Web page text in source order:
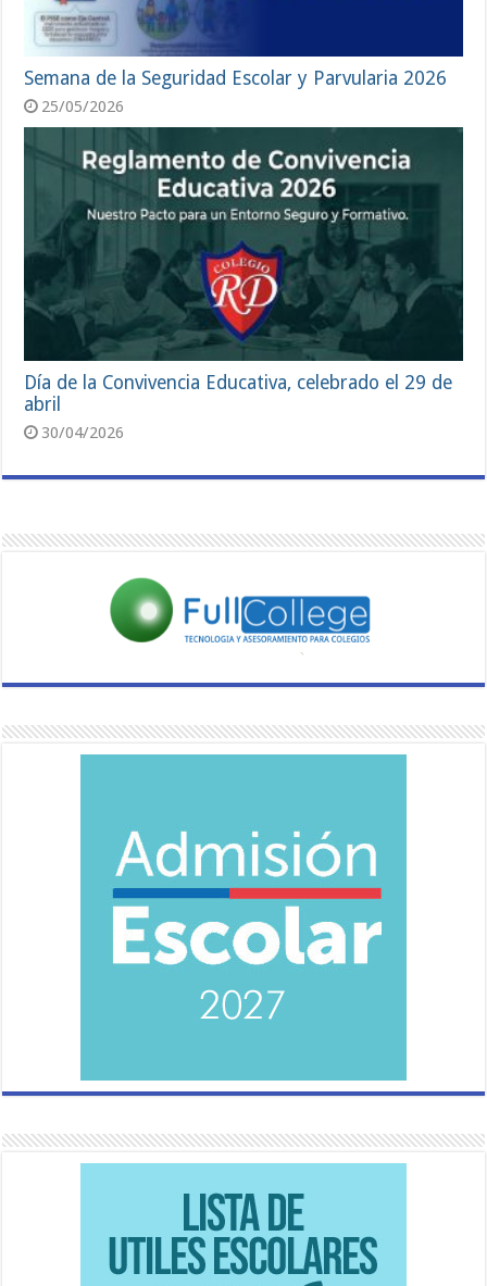
Semana de la Seguridad Escolar y Parvularia 2026
25/05/2026
Día de la Convivencia Educativa, celebrado el 29 de
abril
30/04/2026